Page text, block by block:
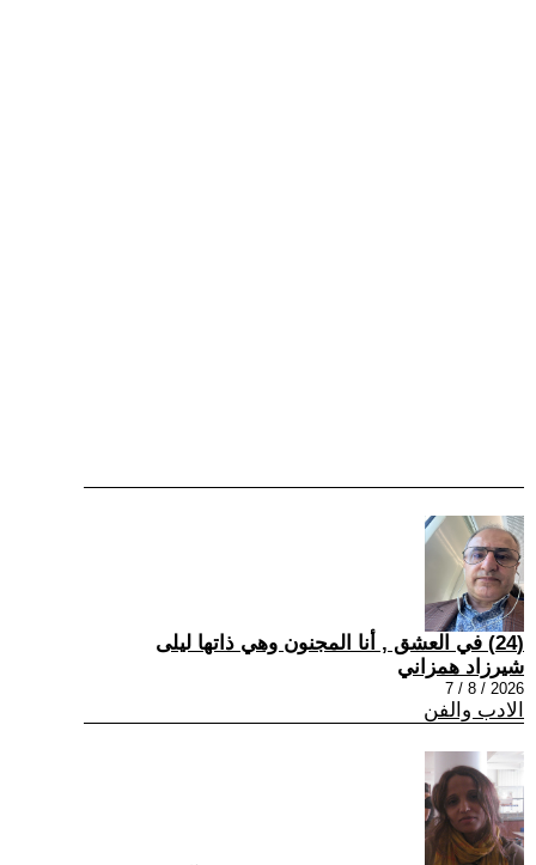
(24) في العشق , أنا المجنون وهي ذاتها ليلى
شيرزاد همزاني
2026 / 8 / 7
الادب والفن